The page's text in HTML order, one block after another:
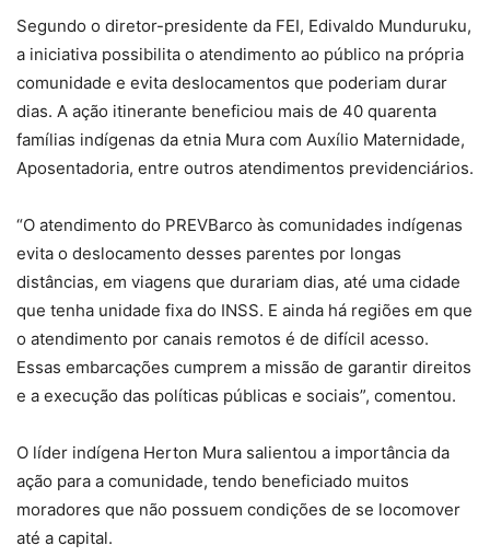
Segundo o diretor-presidente da FEI, Edivaldo Munduruku,
a iniciativa possibilita o atendimento ao público na própria
comunidade e evita deslocamentos que poderiam durar
dias. A ação itinerante beneficiou mais de 40 quarenta
famílias indígenas da etnia Mura com Auxílio Maternidade,
Aposentadoria, entre outros atendimentos previdenciários.
“O atendimento do PREVBarco às comunidades indígenas
evita o deslocamento desses parentes por longas
distâncias, em viagens que durariam dias, até uma cidade
que tenha unidade fixa do INSS. E ainda há regiões em que
o atendimento por canais remotos é de difícil acesso.
Essas embarcações cumprem a missão de garantir direitos
e a execução das políticas públicas e sociais”, comentou.
O líder indígena Herton Mura salientou a importância da
ação para a comunidade, tendo beneficiado muitos
moradores que não possuem condições de se locomover
até a capital.